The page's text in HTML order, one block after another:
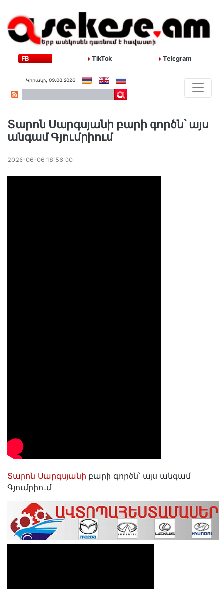
FB TikTok Telegram
Կիրակի, 09.08.2026
Տարոն Սարգսյանի բարի գործն՝ այս
անգամ Գյումրիում
2026-06-06 18:56:00
Տարոն Սարգսյանի բարի գործն՝ այս անգամ
Գյումրիում